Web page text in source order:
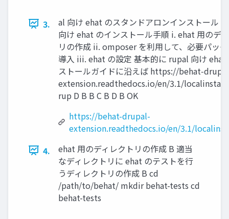
3.
al 向け ehat のスタンドアロンインストール
向け ehat のインストール手順 i. ehat 用のデ
リの作成 ii. omposer を利用して、必要パッ
導入 iii. ehat の設定 基本的に rupal 向け ehat
ストールガイドに沿えば https://
extension.readthedocs.io/en/3.1/
rup D B B C B D B OK
https://behat-drupal-
extension.readthedocs.io/en/3.1/
4.
ehat 用のディレクトリの作成 B 適当
なディレクトリに ehat のテストを行
うディレクトリの作成 B cd
/path/to/behat/ mkdir behat-tests cd
behat-tests